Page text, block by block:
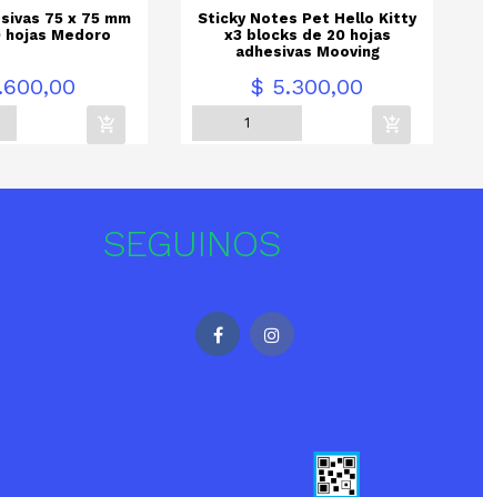
75 x 75 mm
hojas Medoro
Sticky Notes Pet Hello Kitty
x3 blocks de 20 hojas
adhesivas Mooving
$ 5.300,00
SEGUINOS